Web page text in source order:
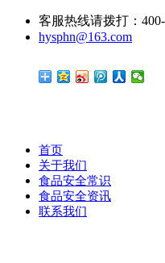
客服热线请拨打：
hysphn@163.com
首页
关于我们
食品安全常识
食品安全资讯
联系我们